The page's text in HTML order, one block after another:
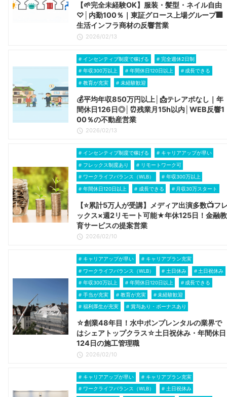
【🌱完全未経験OK】服装・髪型・ネイル自由
♡│内勤100％｜東証グロース上場グループ🏢
生活インフラ商材の反響営業
2026/02/13
インセンティブ制度で稼げる 完全週休2日制
年収300万以上 年間休日120日以上 成長できる
教育が充実 未経験歓迎
💰平均年収850万円以上│📩テレアポなし｜年
間休日126日◎│⏰残業月15h以内│WEB反響1
00％の不動産営業
2026/02/13
インセンティブ制度で稼げる キャリアアップが早い
フレックス制度あり リモートワーク可
ワークライフバランス（WLB） 年収300万以上
年間休日120日以上 成長できる 月収30万スタート
【⭐累計5万人が受講】メディア出演多数📺フ
ックス×週2リモート可能★年休125日！金融教
育サービスの提案営業
2026/02/10
キャリアアップが早い キャリアプラン充実
ワークライフバランス（WLB） 土日休み 土日祝休み
年収300万以上 年間休日120日以上 成長できる
手当が充実 教育が充実 未経験歓迎
福利厚生が充実 賞与あり・ボーナスあり
☆創業48年目！水中ポンプレンタルの業界で
はシェアトップクラス☆土日祝休み・年間休日
124日の施工管理職
2026/02/10
キャリアアップが早い キャリアプラン充実
ワークライフバランス（WLB） 土日祝休み